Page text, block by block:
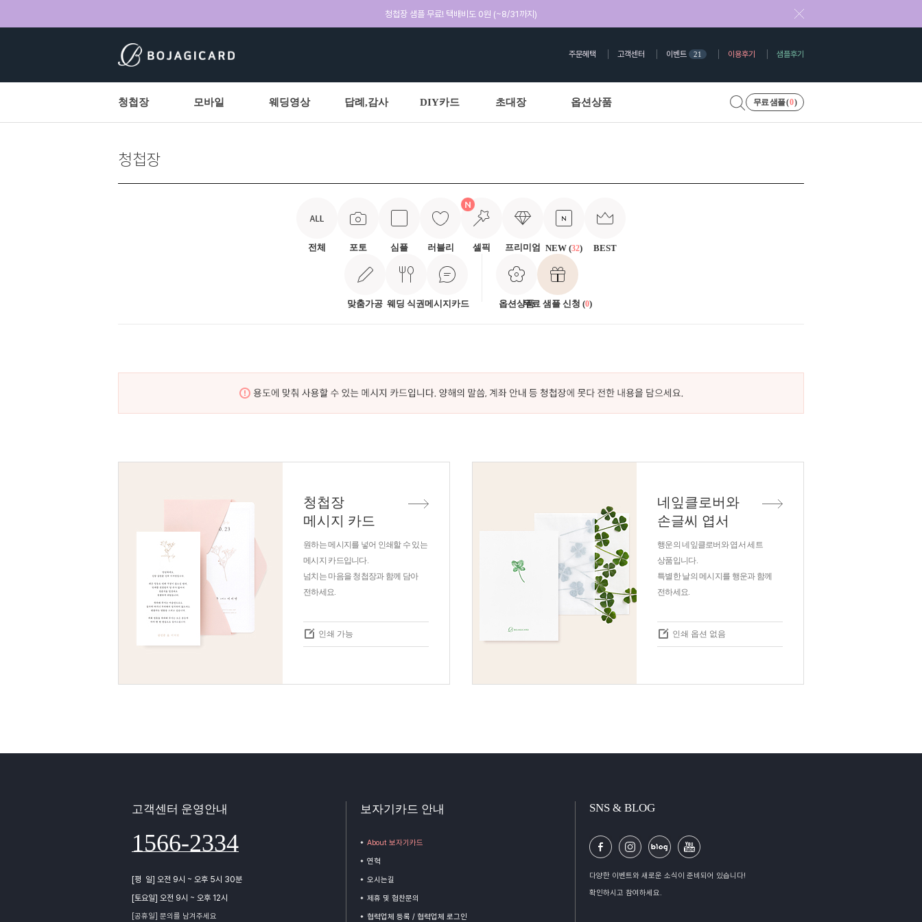
청첩장 샘플 무료! 택배비도 0원 (~8/31까지)
주문혜택 고객센터 이벤트 21 이용후기 샘플후기
청첩장 모바일 웨딩영상 답례,감사 DIY카드 초대장 옵션상품 무료 샘플 (0)
청첩장
전체 포토 심플 러블리 셀픽 프리미엄 NEW (32) BEST
맞춤가공 웨딩 식권메시지카드 옵션상품무료 샘플 신청 (0)
청첩장
메시지 카드
원하는 메시지를 넣어 인쇄할 수 있는
메시지 카드입니다.
넘치는 마음을 청첩장과 함께 담아
전하세요.
인쇄 가능
네잎클로버와
손글씨 엽서
행운의 네잎클로버와 엽서 세트
상품입니다.
특별한 날의 메시지를 행운과 함께
전하세요.
인쇄 옵션 없음
고객센터 운영안내
1566-2334
[평 일] 오전 9시 ~ 오후 5시 30분
[토요일] 오전 9시 ~ 오후 12시
[공휴일] 문의를 남겨주세요
보자기카드 안내
About 보자기카드
연혁
오시는길
제휴 및 협찬문의
협력업체 등록 / 협력업체 로그인
SNS & BLOG
다양한 이벤트와 새로운 소식이 준비되어 있습니다!
확인하시고 참여하세요.